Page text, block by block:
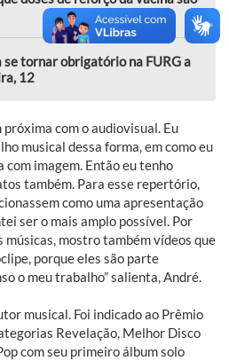
se tornar obrigatório na FURG a
12
próxima com o audiovisual. Eu
musical dessa forma, em como eu
com imagem. Então eu tenho
também. Para esse repertório,
como uma apresentação
ser o mais amplo possível. Por
músicas, mostro também vídeos que
porque eles são parte
o meu trabalho” salienta, André.
musical. Foi indicado ao Prêmio
Revelação, Melhor Disco
com seu primeiro álbum solo